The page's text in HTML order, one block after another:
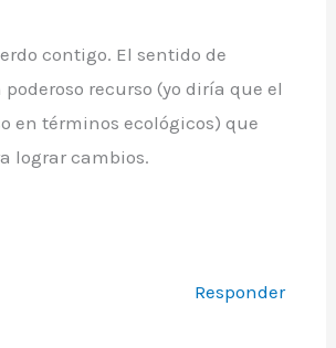
contigo. El sentido de
recurso (yo diría que el
en términos ecológicos) que
lograr cambios.
Responder